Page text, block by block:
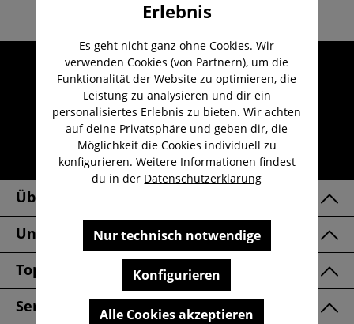
Umfangreicher Kundenservice
Kauf auf Rechnung
Kostenloser Versand ab 29,-€
Lieferzeit 1-3 Werktage
30 Tage kostenlose Retoure
Über Uns
Unsere Marken
Top Kategorien
Service & FAQ
Erlebnis
Es geht nicht ganz ohne Cookies. Wir
verwenden Cookies (von Partnern), um die
Funktionalität der Website zu optimieren, die
Leistung zu analysieren und dir ein
personalisiertes Erlebnis zu bieten. Wir achten
auf deine Privatsphäre und geben dir, die
Möglichkeit die Cookies individuell zu
konfigurieren. Weitere Informationen findest
du in der Datenschutzerklärung
Nur technisch notwendige
Konfigurieren
Alle Cookies akzeptieren